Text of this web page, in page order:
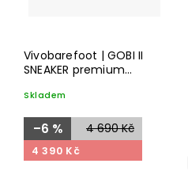
Vivobarefoot | GOBI II
SNEAKER premium
dusty green
Skladem
4 690 Kč
–6 %
4 390 Kč